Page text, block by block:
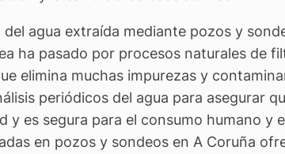
del agua extraída mediante pozos y
ha pasado por procesos naturales de
elimina muchas impurezas y
periódicos del agua para asegurar
y es segura para el consumo humano y
en pozos y sondeos en A Coruña